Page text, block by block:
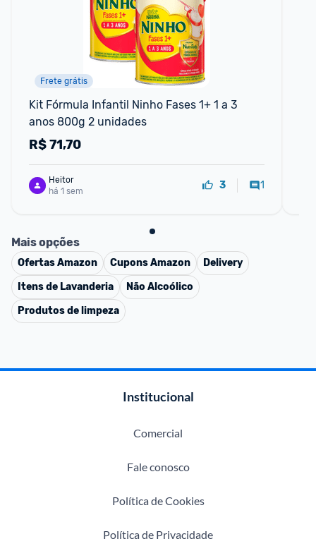
Frete grátis
Kit Fórmula Infantil Ninho Fases 1+ 1 a 3
anos 800g 2 unidades
R$71,70
Heitor
há 1 sem
3 1
Mais opções
OfertasAmazon CuponsAmazon
Delivery
Itens de Lavanderia
Não Alcoólico
Produtos de limpeza
Institucional
Comercial
Fale conosco
Política de Cookies
Política de Privacidade